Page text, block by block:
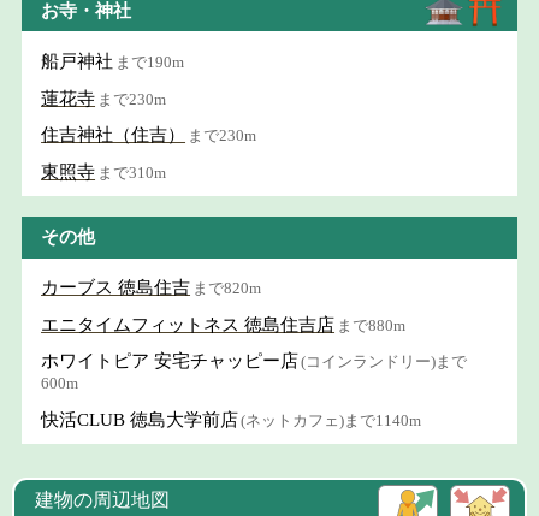
お寺・神社
船戸神社 まで190m
蓮花寺 まで230m
住吉神社（住吉） まで230m
東照寺 まで310m
その他
カーブス 徳島住吉 まで820m
エニタイムフィットネス 徳島住吉店 まで880m
ホワイトピア 安宅チャッピー店(コインランドリー)まで
600m
快活CLUB 徳島大学前店(ネットカフェ)まで1140m
建物の周辺地図